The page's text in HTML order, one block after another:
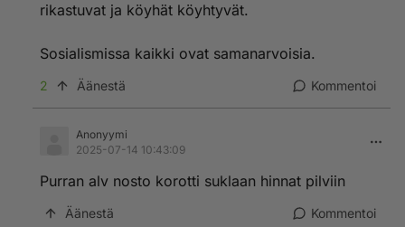
rikastuvat ja köyhät köyhtyvät.
Sosialismissa kaikki ovat samanarvoisia.
2 Äänestä Kommentoi
Anonyymi
2025-07-14 10:43:09
Purran alv nosto korotti suklaan hinnat pilviin
Äänestä Kommentoi